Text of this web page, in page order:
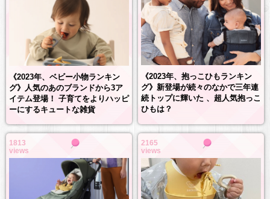
《2023年、ベビー小物ランキン
グ》人気のあのブランドから3ア
イテム登場！ 子育てをよりハッピ
ーにするキュートな雑貨
《2023年、抱っこひもランキン
グ》新登場が続々のなかで三年連
続トップに輝いた 、超人気抱っこ
ひもは？
1813
views
2165
views